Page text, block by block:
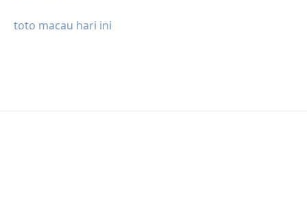
toto macau hari ini